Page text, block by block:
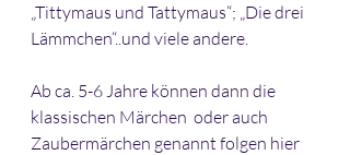
„Tittymaus und Tattymaus“; „Die drei
Lämmchen“..und viele andere.
Ab ca. 5-6 Jahre können dann die
klassischen Märchen  oder auch
Zaubermärchen genannt folgen hier